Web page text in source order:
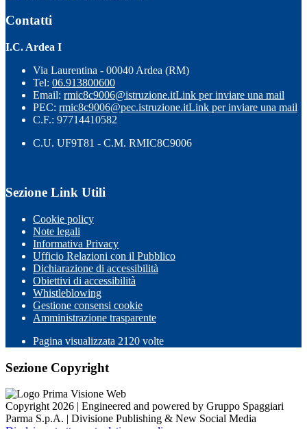
Contatti
I.C. Ardea I
Via Laurentina - 00040 Ardea (RM)
Tel: 06.913800600
Email: rmic8c9006@istruzione.itLink per inviare una mail
PEC: rmic8c9006@pec.istruzione.itLink per inviare una mail
C.F.: 97714410582
C.U. UF9T81 - C.M. RMIC8C9006
Sezione Link Utili
Cookie policy
Note legali
Informativa Privacy
Ufficio Relazioni con il Pubblico
Dichiarazione di accessibilità
Obiettivi di accessibilità
Whistleblowing
Gestione consensi cookie
Amministrazione trasparente
Pagina visualizzata 2120 volte
Sezione Copyright
Copyright 2026 | Engineered and powered by Gruppo Spaggiari
Parma S.p.A. | Divisione Publishing & New Social Media